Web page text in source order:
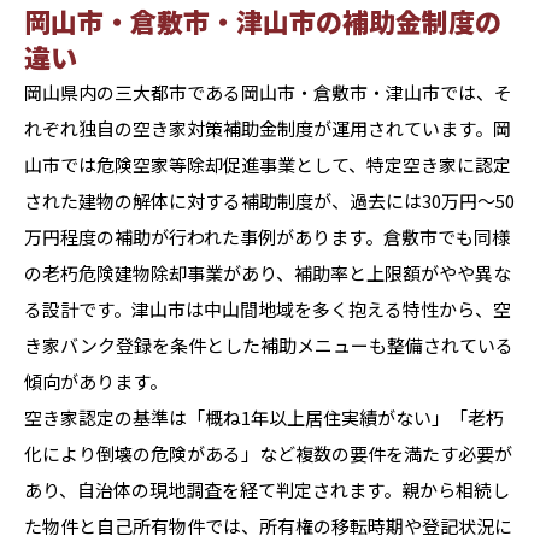
岡山市・倉敷市・津山市の補助金制度の
違い
岡山県内の三大都市である岡山市・倉敷市・津山市では、そ
れぞれ独自の空き家対策補助金制度が運用されています。岡
山市では危険空家等除却促進事業として、特定空き家に認定
された建物の解体に対する補助制度が、過去には30万円〜50
万円程度の補助が行われた事例があります。倉敷市でも同様
の老朽危険建物除却事業があり、補助率と上限額がやや異な
る設計です。津山市は中山間地域を多く抱える特性から、空
き家バンク登録を条件とした補助メニューも整備されている
傾向があります。
空き家認定の基準は「概ね1年以上居住実績がない」「老朽
化により倒壊の危険がある」など複数の要件を満たす必要が
あり、自治体の現地調査を経て判定されます。親から相続し
た物件と自己所有物件では、所有権の移転時期や登記状況に